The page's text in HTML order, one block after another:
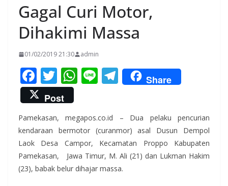
Gagal Curi Motor,
Dihakimi Massa
01/02/2019 21:30 admin
F
ac
e
b
o
o
k
T
w
itt
er
W
s
A
p
p
Li T
el
gr
a
m
Share
Post
Pamekasan, megapos.co.id – Dua pelaku pencurian
kendaraan bermotor (curanmor) asal Dusun Dempol
Laok Desa Campor, Kecamatan Proppo Kabupaten
Pamekasan, Jawa Timur, M. Ali (21) dan Lukman Hakim
(23), babak belur dihajar massa.